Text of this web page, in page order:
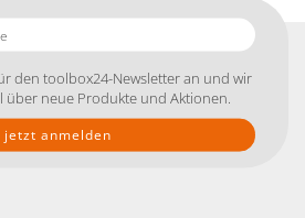
den toolbox24-Newsletter an und wir
über neue Produkte und Aktionen.